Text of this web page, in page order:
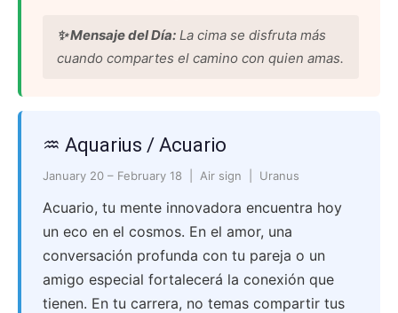
✨ Mensaje del Día: La cima se disfruta más
cuando compartes el camino con quien amas.
♒ Aquarius / Acuario
January 20 – February 18 | Air sign | Uranus
Acuario, tu mente innovadora encuentra hoy
un eco en el cosmos. En el amor, una
conversación profunda con tu pareja o un
amigo especial fortalecerá la conexión que
tienen. En tu carrera, no temas compartir tus